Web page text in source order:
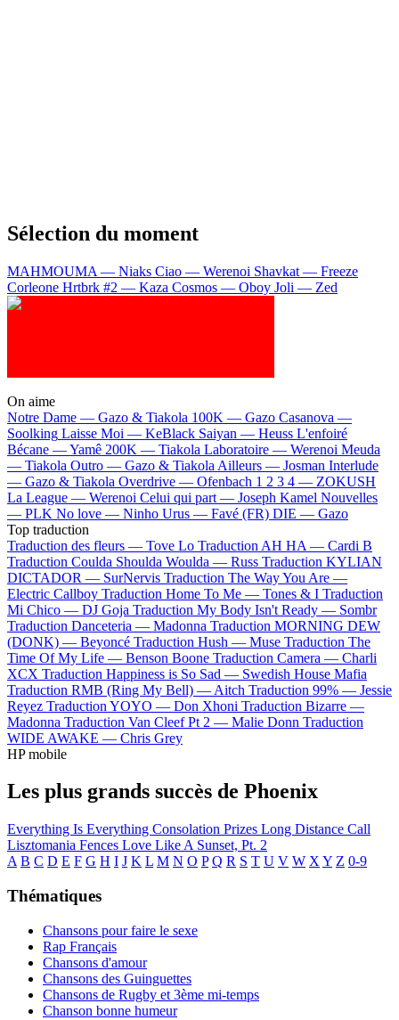
Sélection du moment
MAHMOUMA — Niaks Ciao — Werenoi Shavkat — Freeze
Corleone Hrtbrk #2 — Kaza Cosmos — Oboy Joli — Zed
On aime
Notre Dame — Gazo & Tiakola 100K — Gazo Casanova —
Soolking Laisse Moi — KeBlack Saiyan — Heuss L'enfoiré
Bécane —Yamê 200K — Tiakola Laboratoire — Werenoi Meuda
— Tiakola Outro — Gazo & Tiakola Ailleurs — Josman Interlude
— Gazo & Tiakola Overdrive — Ofenbach 1 2 3 4 — ZOKUSH
La League — Werenoi Celui qui part — Joseph Kamel Nouvelles
— PLK No love — Ninho Urus — Favé (FR) DIE — Gazo
Top traduction
Traduction des fleurs — Tove Lo Traduction AH HA — Cardi B
Traduction Coulda Shoulda Woulda — Russ Traduction KYLIAN
DICTADOR — SurNervis Traduction The Way You Are —
Electric Callboy Traduction Home To Me — Tones & I Traduction
Mi Chico — DJ Goja Traduction My Body Isn't Ready — Sombr
Traduction Danceteria — Madonna Traduction MORNING DEW
(DONK) — Beyoncé Traduction Hush — Muse Traduction The
Time Of My Life — Benson Boone Traduction Camera — Charli
XCX Traduction Happiness is So Sad — Swedish House Mafia
Traduction RMB (Ring My Bell) — Aitch Traduction 99% — Jessie
Reyez Traduction YOYO — Don Xhoni Traduction Bizarre —
Madonna Traduction Van Cleef Pt 2 — Malie Donn Traduction
WIDE AWAKE — Chris Grey
HP mobile
Les plus grands succès de Phoenix
Everything Is Everything Consolation Prizes Long Distance Call
Lisztomania Fences Love Like A Sunset, Pt. 2
A B C D E F G H I J K L M N O P Q R S T U V W X Y Z 0-9
Thématiques
Chansons pour faire le sexe
Rap Français
Chansons d'amour
Chansons des Guinguettes
Chansons de Rugby et 3ème mi-temps
Chanson bonne humeur